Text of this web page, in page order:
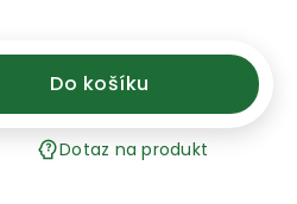
Do košíku
Dotaz na produkt